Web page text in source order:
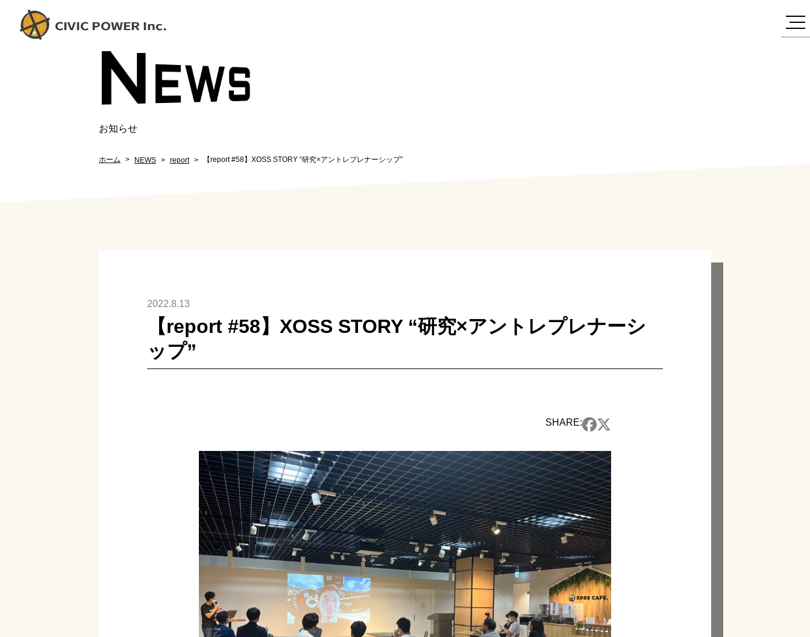
NEW
S
お知らせ
ホーム NEWS report 【report #58】XOSS STORY “研究×アントレプレナーシップ”
2022.8.13
【report #58】XOSS STORY “研究×アントレプレナーシ
ップ”
SHARE: